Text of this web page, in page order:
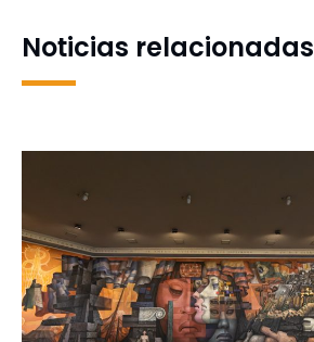
Noticias relacionadas